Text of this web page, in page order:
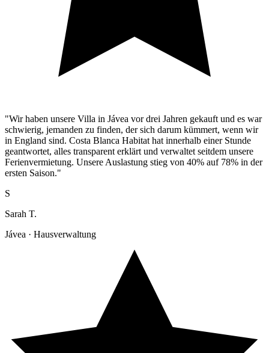
"Wir haben unsere Villa in Jávea vor drei Jahren gekauft und es war
schwierig, jemanden zu finden, der sich darum kümmert, wenn wir
in England sind. Costa Blanca Habitat hat innerhalb einer Stunde
geantwortet, alles transparent erklärt und verwaltet seitdem unsere
Ferienvermietung. Unsere Auslastung stieg von 40% auf 78% in der
ersten Saison."
S
Sarah T.
Jávea · Hausverwaltung